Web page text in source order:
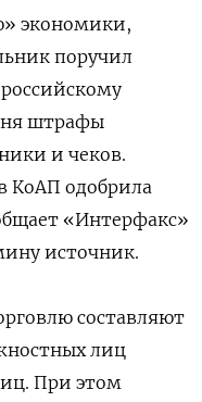
экономики,
поручил
штрафы
и чеков.
КоАП одобрила
«Интерфакс»
источник.
составляют
лиц
При этом